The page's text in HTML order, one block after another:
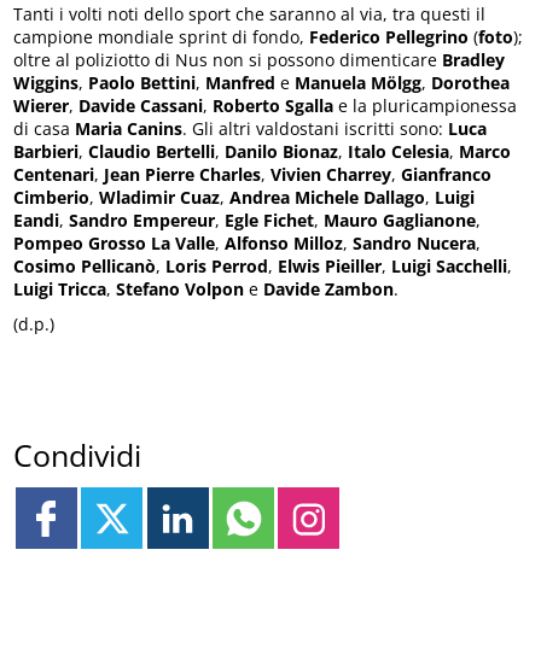
Tanti i volti noti dello sport che saranno al via, tra questi il
campione mondiale sprint di fondo, Federico Pellegrino(foto);
oltre al poliziotto di Nus non si possono dimenticare Bradley
Wiggins, Paolo Bettini, Manfred e Manuela Mölgg, Dorothea
Wierer, Davide Cassani, Roberto Sgalla e la pluricampionessa
di casa Maria Canins. Gli altri valdostani iscritti sono: Luca
Barbieri,Claudio Bertelli, Danilo Bionaz, Italo Celesia, Marco
Centenari, Jean Pierre Charles,Vivien Charrey,Gianfranco
Cimberio,Wladimir Cuaz,Andrea Michele Dallago, Luigi
Eandi,Sandro Empereur, Egle Fichet, Mauro Gaglianone,
Pompeo Grosso La Valle,Alfonso Milloz,Sandro Nucera,
Cosimo Pellicanò, Loris Perrod, Elwis Pieiller, Luigi Sacchelli,
Luigi Tricca,Stefano Volpon e Davide Zambon.
(d.p.)
Condividi